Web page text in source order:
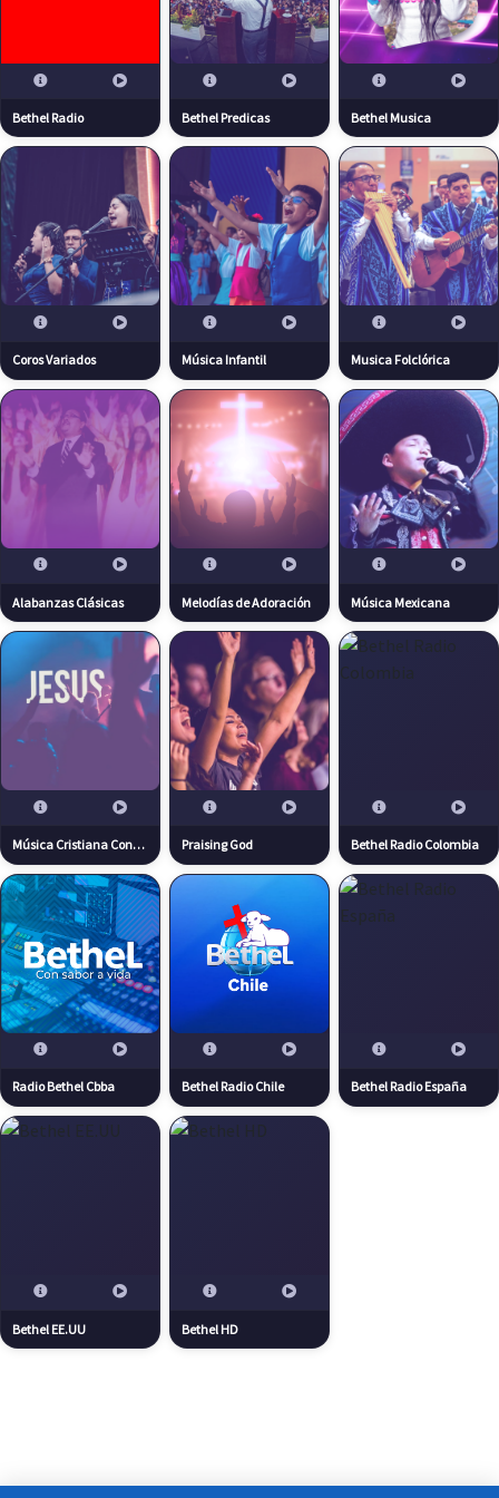
Bethel Radio Bethel Predicas Bethel Musica
Coros Variados Música Infantil Musica Folclórica
Alabanzas Clásicas Melodías de Adoración Música Mexicana
Música Cristiana Contemporánea Praising God Bethel Radio Colombia
Radio Bethel Cbba Bethel Radio Chile Bethel Radio España
Bethel EE.UU Bethel HD